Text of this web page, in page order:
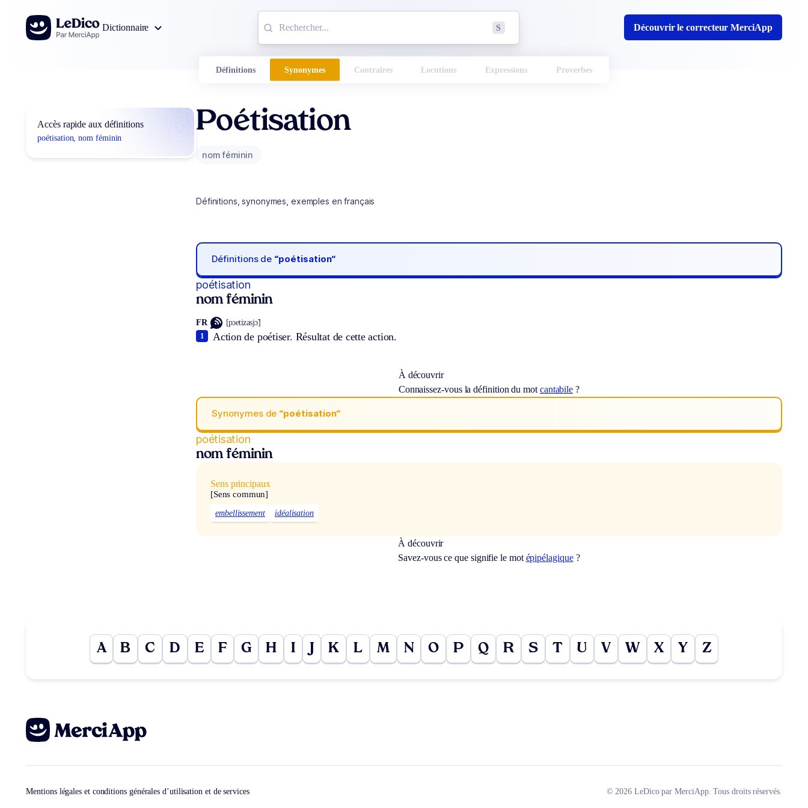
Aller au contenu
Dictionnaire
S Découvrir le correcteur MerciApp
Définitions Synonymes Contraires Locutions Expressions Proverbes
Accès rapide aux définitions
poétisation, nom féminin
Poétisation
nom féminin
Définitions, synonymes, exemples en français
Définitions de “poétisation“
poétisation
nom féminin
FR [pɔetizasjɔ̃]
Action de poétiser. Résultat de cette action.
1
À découvrir
Connaissez-vous la définition du mot cantabile ?
Synonymes de “poétisation“
poétisation
nom féminin
Sens principaux
[Sens commun]
embellissement idéalisation
À découvrir
Savez-vous ce que signifie le mot épipélagique?
A B C D E F G H I J K L M N O P Q R S T U V W X Y Z
Mentions légales et conditions générales d’utilisation et de services © 2026 LeDico par MerciApp. Tous droits réservés.